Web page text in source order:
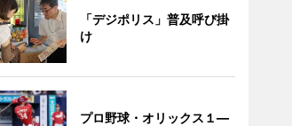
「デジポリス」普及呼び掛
け
プロ野球・オリックス１―